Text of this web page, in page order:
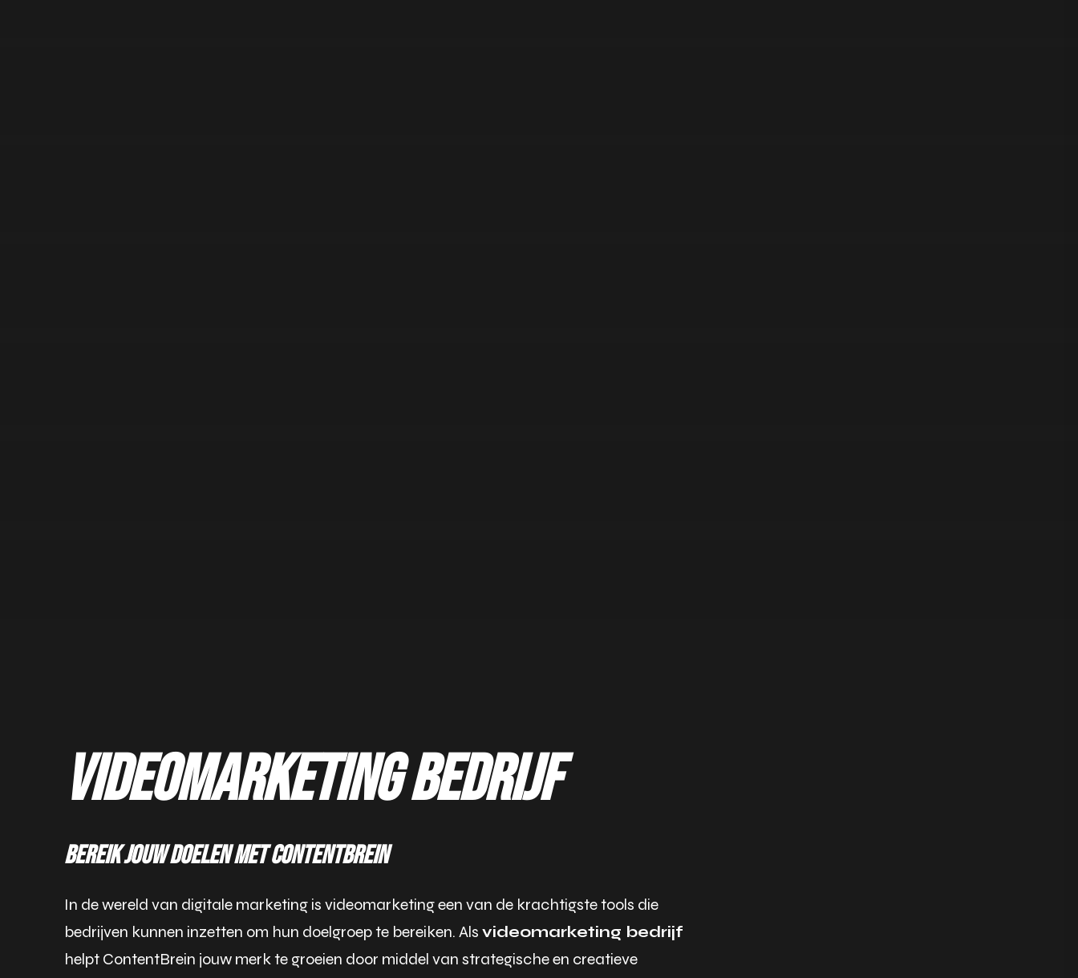
Videomarketing bedrijf
Bereik jouw doelen met ContentBrein
In de wereld van digitale marketing is videomarketing een van de krachtigste tools die
bedrijven kunnen inzetten om hun doelgroep te bereiken. Als videomarketing bedrijf
helpt ContentBrein jouw merk te groeien door middel van strategische en creatieve